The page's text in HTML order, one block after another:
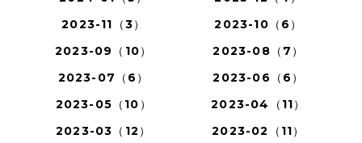
2023-11（3）
2023-10（6）
2023-09（10）
2023-08（7）
2023-07（6）
2023-06（6）
2023-05（10）
2023-04（11）
2023-03（12）
2023-02（11）